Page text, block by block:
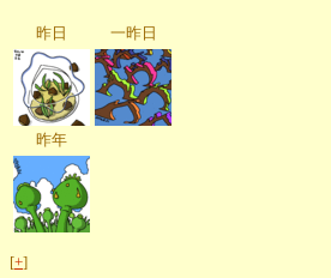
昨日 一昨日
昨年
[+]